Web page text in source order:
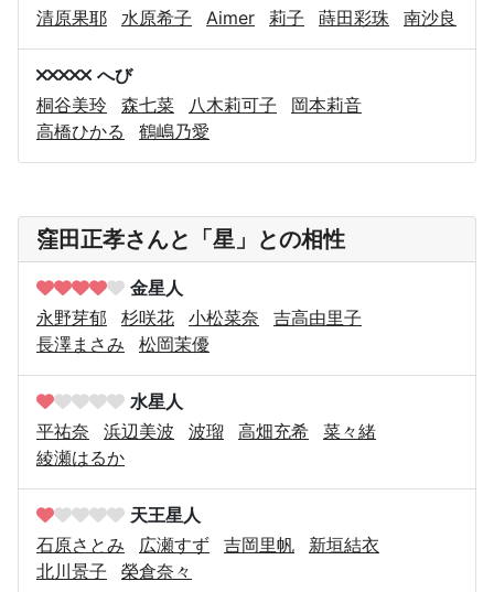
清原果耶
水原希子 Aimer 莉子 蒔田彩珠 南沙良
へび
桐谷美玲
森七菜 八木莉可子
岡本莉音
高橋ひかる
鶴嶋乃愛
窪田正孝さんと「星」との相性
金星人
永野芽郁
杉咲花 小松菜奈
吉高由里子
長澤まさみ
松岡茉優
水星人
平祐奈
浜辺美波 波瑠 高畑充希
菜々緒
綾瀬はるか
天王星人
石原さとみ
広瀬すず 吉岡里帆
新垣結衣
北川景子
榮倉奈々